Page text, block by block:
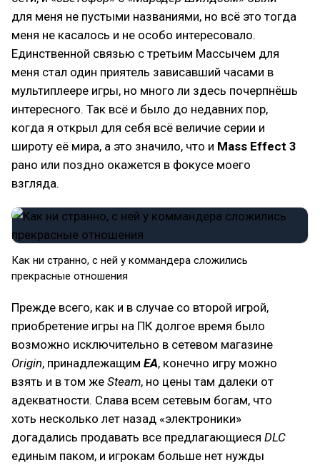
для меня не пустыми названиями, но всё это тогда
меня не касалось и не особо интересовало.
Единственной связью с третьим Массычем для
меня стал один приятель зависавший часами в
мультиплеере игры, но много ли здесь почерпнёшь
интересного. Так всё и было до недавних пор,
когда я открыл для себя всё величие серии и
широту её мира, а это значило, что и Mass Effect 3
рано или поздно окажется в фокусе моего
взгляда.
Как ни странно, с ней у коммандера сложились
прекрасные отношения
Прежде всего, как и в случае со второй игрой,
приобретение игры на ПК долгое время было
возможно исключительно в сетевом магазине
Origin, принадлежащим EA, конечно игру можно
взять и в том же Steam, но цены там далеки от
адекватности. Слава всем сетевым богам, что
хоть несколько лет назад «электроники»
догадались продавать все предлагающиеся DLC
единым паком, и игрокам больше нет нужды